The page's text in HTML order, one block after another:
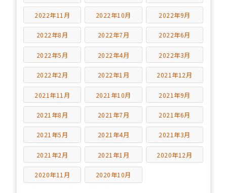
2022年11月 2022年10月 2022年9月
2022年8月 2022年7月 2022年6月
2022年5月 2022年4月 2022年3月
2022年2月 2022年1月 2021年12月
2021年11月 2021年10月 2021年9月
2021年8月 2021年7月 2021年6月
2021年5月 2021年4月 2021年3月
2021年2月 2021年1月 2020年12月
2020年11月 2020年10月